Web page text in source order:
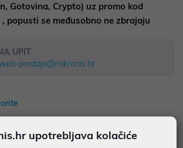
Gotovina, Crypto) uz promo kod
, popusti se međusobno ne zbrajaju
UPIT
prodaja@mikronis.hr
upotrebljava kolačiće